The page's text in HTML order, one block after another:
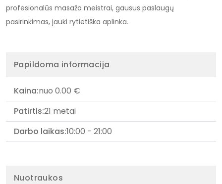
profesionalūs masažo meistrai, gausus paslaugų
pasirinkimas, jauki rytietiška aplinka.
Papildoma informacija
Kaina:nuo 0.00 €
Patirtis:21 metai
Darbo laikas:10:00 - 21:00
Nuotraukos